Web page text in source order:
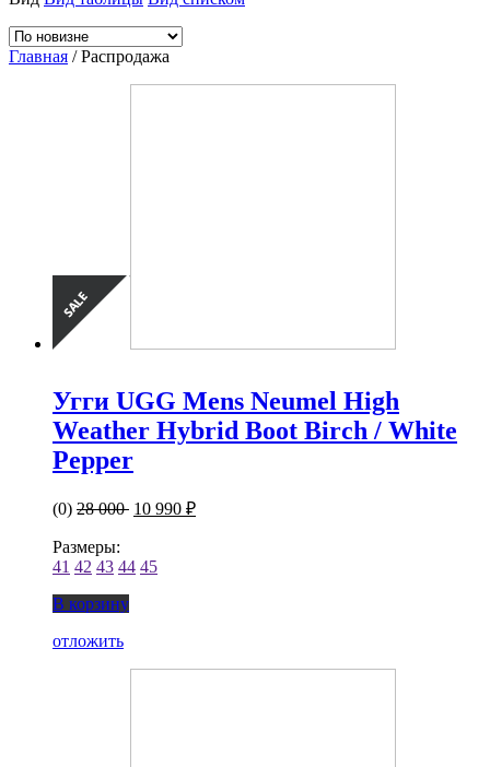
Главная / Распродажа
Угги UGG Mens Neumel High
Weather Hybrid Boot Birch / White
Pepper
(0) 28 000 10 990 ₽
Размеры:
41 42 43 44 45
В корзину
отложить